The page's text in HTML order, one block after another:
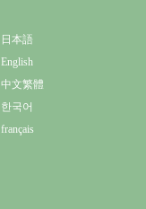
日本語
English
中文繁體
한국어
français